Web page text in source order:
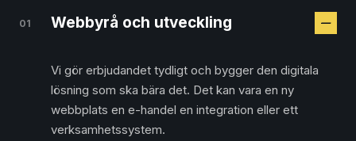
01 Webbyrå och utveckling
Vi gör erbjudandet tydligt och bygger den digitala
lösning som ska bära det. Det kan vara en ny
webbplats en e-handel en integration eller ett
verksamhetssystem.